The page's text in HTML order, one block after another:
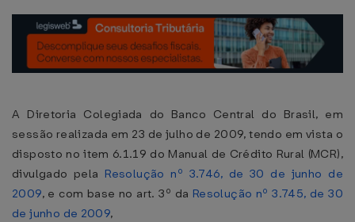
A Diretoria Colegiada do Banco Central do Brasil, em
sessão realizada em 23 de julho de 2009, tendo em vista o
disposto no item 6.1.19 do Manual de Crédito Rural (MCR),
divulgado pela Resolução nº 3.746, de 30 de junho de
2009, e com base no art. 3º da Resolução nº 3.745, de 30
de junho de 2009,